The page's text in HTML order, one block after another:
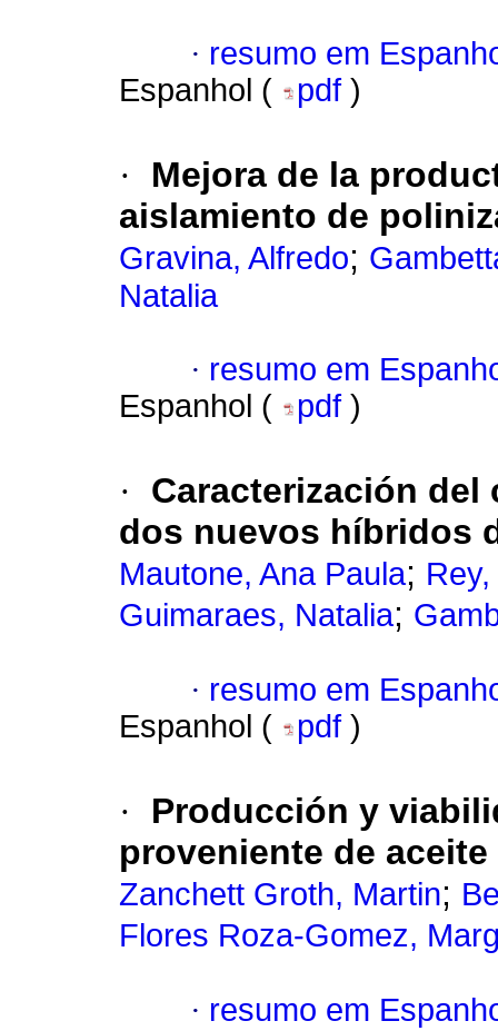
· resumo em
Espanhol (
pdf )
·
Mejora de la
aislamiento de
Gravina, Alfredo;
Natalia
· resumo em
Espanhol (
pdf )
·
Caracterización
dos nuevos híbridos
Mautone, Ana Paula;
Guimaraes, Natalia;
· resumo em
Espanhol (
pdf )
·
Producción y
proveniente de
Zanchett Groth, Martin;
Flores Roza-Gomez,
· resumo em